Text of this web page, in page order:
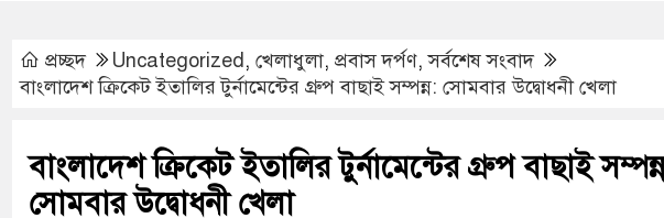
প্রচ্ছদ Uncategorized, খেলাধুলা, প্রবাস দর্পণ,সর্বশেষ সংবাদ
বাংলাদেশ ক্রিকেট ইতালির টুর্নামেন্টের গ্রুপ বাছাই সম্পন্ন: সোমবার উদ্বোধনী খেলা
বাংলাদেশ ক্রিকেট ইতালির টুর্নামেন্টের গ্রুপ বাছাই
সোমবার উদ্বোধনী খেলা